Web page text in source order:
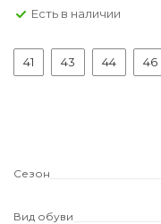
Есть в наличии
41 43 44 46
Сезон
Вид обуви